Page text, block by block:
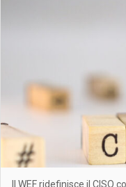
Il WEF ridefinisce il